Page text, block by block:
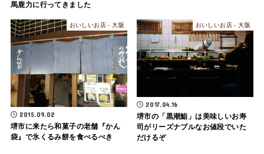
馬鹿力に行ってきました
おいしいお店 - 大阪
2015.09.02
堺市に来たら和菓子の老舗『かん
袋』で氷くるみ餅を食べるべき
おいしいお店 - 大阪
2017.04.16
堺市の「黒潮鮨」は美味しいお寿
司がリーズナブルなお値段でいた
だけるぞ